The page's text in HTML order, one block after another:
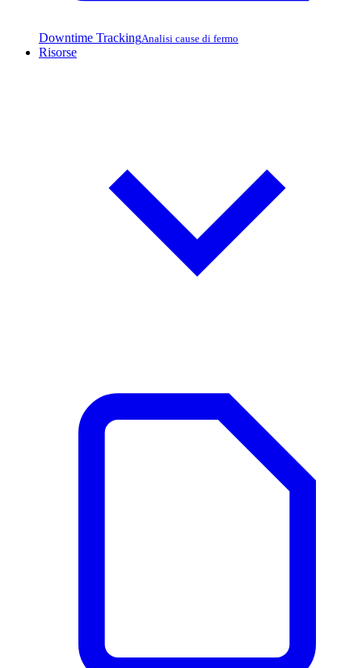
Downtime TrackingAnalisi cause di fermo
Risorse